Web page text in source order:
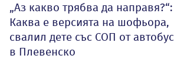
„Аз какво трябва да направя?“:
Каква е версията на шофьора,
свалил дете със СОП от автобус
в Плевенско